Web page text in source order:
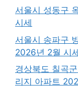
서울시 성동구
시세
서울시 송파구
2026년 2월 시
경상북도 칠곡
리지 아파트